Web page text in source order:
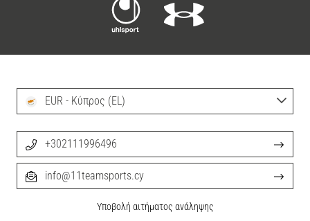
EUR - Κύπρος (EL)
+302111996496
info@11teamsports.cy
Υποβολή αιτήματος ανάληψης